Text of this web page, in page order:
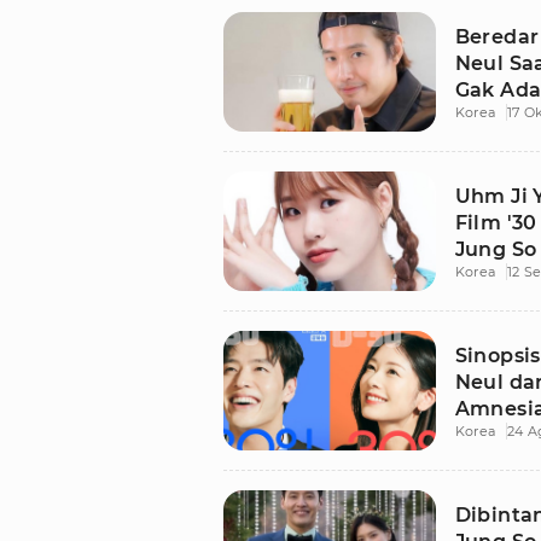
Neul
Gak
Korea 17
Uhm Ji
Film '30
Jung
Korea 12
Neul
Korea 24